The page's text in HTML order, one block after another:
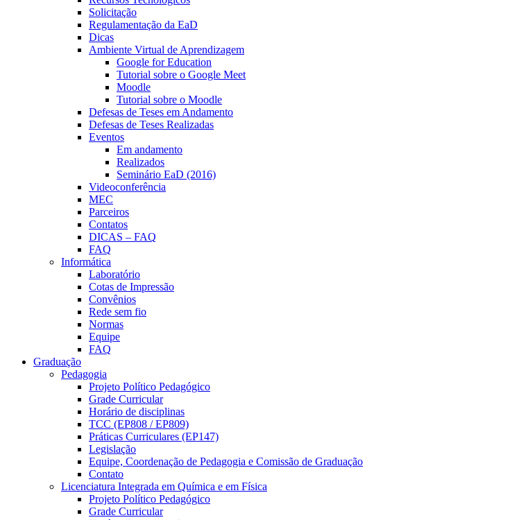
Solicitação
Regulamentação da EaD
Dicas
Ambiente Virtual de Aprendizagem
Google for Education
Tutorial sobre o Google Meet
Moodle
Tutorial sobre o Moodle
Defesas de Teses em Andamento
Defesas de Teses Realizadas
Eventos
Em andamento
Realizados
Seminário EaD (2016)
Videoconferência
MEC
Parceiros
Contatos
DICAS – FAQ
FAQ
Informática
Laboratório
Cotas de Impressão
Convênios
Rede sem fio
Normas
Equipe
FAQ
Graduação
Pedagogia
Projeto Político Pedagógico
Grade Curricular
Horário de disciplinas
TCC (EP808 / EP809)
Práticas Curriculares (EP147)
Legislação
Equipe, Coordenação de Pedagogia e Comissão de Graduação
Contato
Licenciatura Integrada em Química e em Física
Projeto Político Pedagógico
Grade Curricular